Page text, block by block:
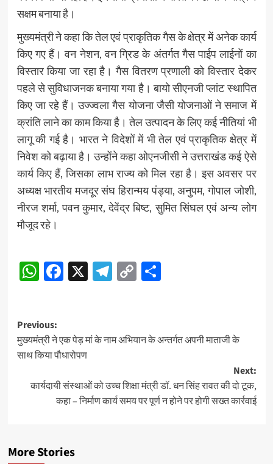
सक्षम बनाया है।
मुख्यमंत्री ने कहा कि तेल एवं प्राकृतिक गैस के क्षेत्र में अनेक कार्य
किए गए हैं। वन नेशन, वन ग्रिड के अंतर्गत गैस पाईप लाईनों का
विस्तार किया जा रहा है। गैस वितरण प्रणाली को विस्तार देकर
पहले से सुविधाजनक बनाया गया है। बायो सीएनजी प्लांट स्थापित
किए जा रहे हैं। उज्ज्वला गैस योजना जैसी योजनाओं ने समाज में
क्रांति लाने का काम किया है। तेल उत्पादन के लिए कई नीतियां भी
लागू की गई है। भारत ने विदेशों में भी तेल एवं प्राकृतिक क्षेत्र में
निवेश को बढ़ाया है। उन्होंने कहा ओएनजीसी ने उत्तराखंड कई ऐसे
कार्य किए हैं, जिसका लाभ राज्य को मिल रहा है। इस अवसर पर
अध्यक्ष भारतीय मजदूर संघ हिरान्मय पंड्या, अनुपम, गोपाल जोशी,
नीरज शर्मा, पवन कुमार, देवेंद्र बिष्ट, सुमित सिंघल एवं अन्य लोग
मौजूद रहे।
Post
Navigation
WhatsApp
Facebook
X Telegram
CopyShare
Post
navigation
Previous:
मुख्यमंत्री ने एक पेड़ मां के नाम अभियान के अन्तर्गत अपनी माताजी के
साथ किया पौधारोपण
Next:
कार्यदायी संस्थाओं को उच्च शिक्षा मंत्री डॉ. धन सिंह रावत की दो टूक,
कहा – निर्माण कार्य समय पर पूर्ण न होने पर होगी सख्त कार्रवाई
More Stories